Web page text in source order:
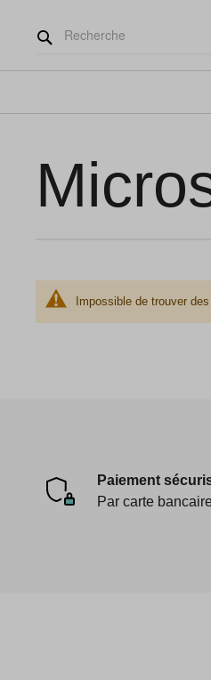
Impossible de trouver
Paiement
Par carte